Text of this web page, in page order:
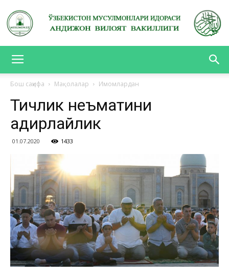
ВИЛОЯТ
Бош саҳифа Мақолалар Имомлардан
Тичлик неъматини
қадирлайлик
01.07.2020 1433